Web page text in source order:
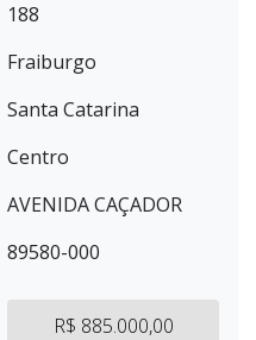
188
Fraiburgo
Santa Catarina
Centro
AVENIDA CAÇADOR
89580-000
R$ 885.000,00